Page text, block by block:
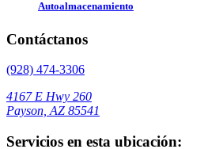
Autoalmacenamiento
Contáctanos
(928) 474-3306
4167 E Hwy 260
Payson, AZ 85541
Servicios en esta ubicación: